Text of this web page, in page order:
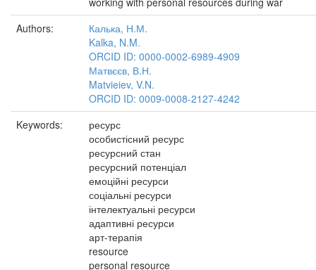
Authors:
Калька, Н.М.
Kalka, N.M.
ORCID ID: 0000-0002-6989-4909
Матвєєв, В.Н.
Matvieiev, V.N.
ORCID ID: 0009-0008-2127-4242
Keywords:
ресурс
особистісний ресурс
ресурсний стан
ресурсний потенціал
емоційні ресурси
соціальні ресурси
інтелектуальні ресурси
адаптивні ресурси
арт-терапія
resource
personal resource